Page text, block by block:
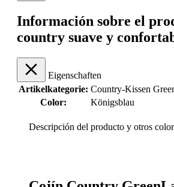
Información sobre el
country suave y
Eigenschaften
Artikelkategorie: Country-Kissen
Color:
Königsblau
Descripción del producto y otros